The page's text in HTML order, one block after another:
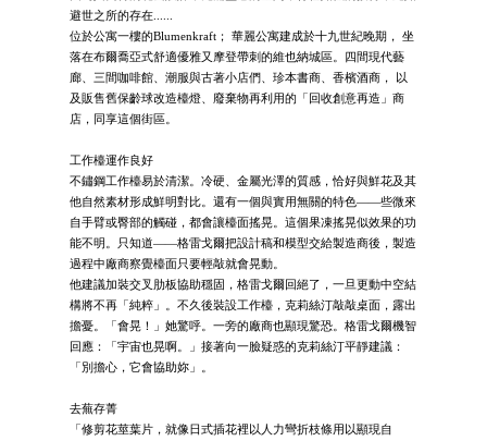
避世之所的存在......
位於公寓一樓的Blumenkraft； 華麗公寓建成於十九世紀晚期， 坐
落在布爾喬亞式舒適優雅又摩登帶刺的維也納城區。四間現代藝
廊、三間咖啡館、潮服與古著小店們、珍本書商、香檳酒商， 以
及販售舊保齡球改造檯燈、廢棄物再利用的「回收創意再造」商
店，同享這個街區。
工作檯運作良好
不鏽鋼工作檯易於清潔。冷硬、金屬光澤的質感，恰好與鮮花及其
他自然素材形成鮮明對比。還有一個與實用無關的特色——些微來
自手臂或臀部的觸碰，都會讓檯面搖晃。這個果凍搖晃似效果的功
能不明。只知道——格雷戈爾把設計稿和模型交給製造商後，製造
過程中廠商察覺檯面只要輕敲就會晃動。
他建議加裝交叉肋板協助穩固，格雷戈爾回絕了，一旦更動中空結
構將不再「純粹」。不久後裝設工作檯，克莉絲汀敲敲桌面，露出
擔憂。「會晃！」她驚呼。一旁的廠商也顯現驚恐。格雷戈爾機智
回應：「宇宙也晃啊。」接著向一臉疑惑的克莉絲汀平靜建議：
「別擔心，它會協助妳」。
去蕪存菁
「修剪花莖葉片，就像日式插花裡以人力彎折枝條用以顯現自